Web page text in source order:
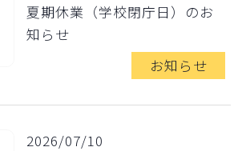
夏期休業（学校閉庁日）のお
知らせ
お知らせ
2026/07/10